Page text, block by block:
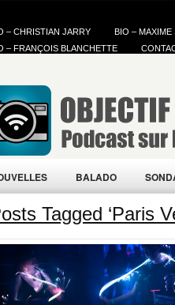
– CHRISTIAN JARRY
BIO – MAXIME
– FRANÇOIS BLANCHETTE
BALADO
Tagged ‘Paris